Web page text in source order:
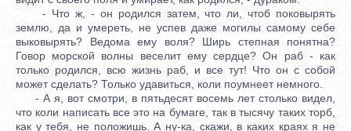
- Что ж, - он родился затем, что ли, чтоб поковырять
землю, да и умереть, не успев даже могилы самому себе
выковырять? Ведома ему воля? Ширь степная понятна?
Говор морской волны веселит ему сердце? Он раб - как
только родился, всю жизнь раб, и все тут! Что он с собой
может сделать? Только удавиться, коли поумнеет немного.
- А я, вот смотри, в пятьдесят восемь лет столько видел,
что коли написать все это на бумаге, так в тысячу таких торб,
как у тебя, не положишь. А ну-ка, скажи, в каких краях я не